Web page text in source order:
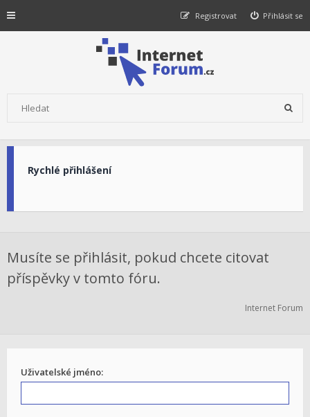
Přihlásit se
Registrovat
Rychlé přihlášení
Musíte se přihlásit, pokud chcete citovat
příspěvky v tomto fóru.
Internet Forum
Uživatelské jméno: